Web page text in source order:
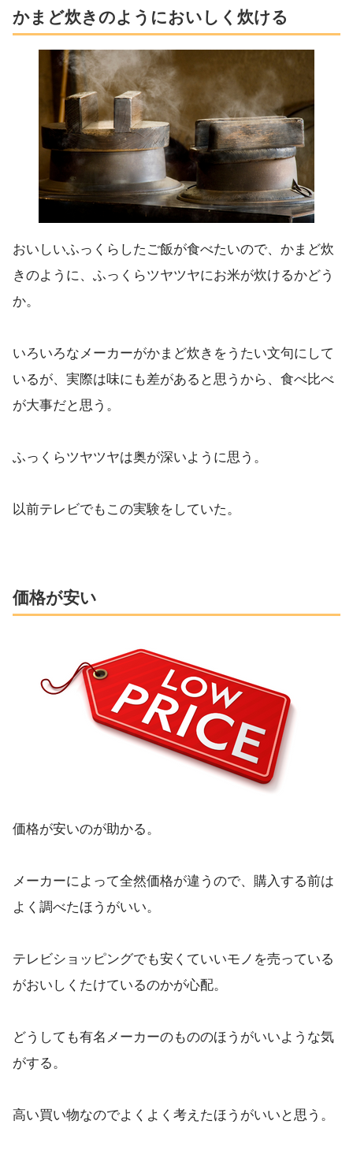
かまど炊きのようにおいしく炊ける
おいしいふっくらしたご飯が食べたいので、かまど炊
きのように、ふっくらツヤツヤにお米が炊けるかどう
か。
いろいろなメーカーがかまど炊きをうたい文句にして
いるが、実際は味にも差があると思うから、食べ比べ
が大事だと思う。
ふっくらツヤツヤは奥が深いように思う。
以前テレビでもこの実験をしていた。
価格が安い
価格が安いのが助かる。
メーカーによって全然価格が違うので、購入する前は
よく調べたほうがいい。
テレビショッピングでも安くていいモノを売っている
がおいしくたけているのかが心配。
どうしても有名メーカーのもののほうがいいような気
がする。
高い買い物なのでよくよく考えたほうがいいと思う。